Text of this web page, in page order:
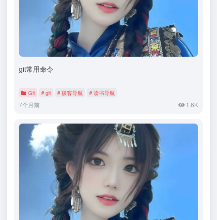
git常用命令
Git # git # 极客导航 # 读书导航
7个月前 1.6K